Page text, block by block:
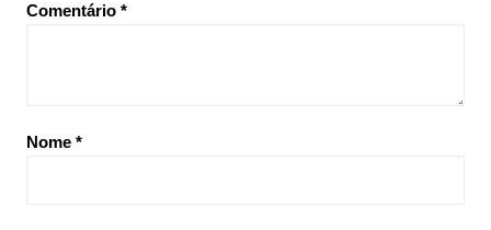
Comentário *
Nome *